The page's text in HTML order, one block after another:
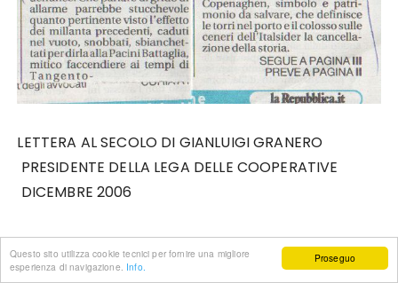
Proseguo
Questo sito utilizza cookie tecnici per fornire una migliore
esperienza di navigazione. Info.
LETTERA AL SECOLO DI GIANLUIGI GRANERO
PRESIDENTE DELLA LEGA DELLE COOPERATIVE
DICEMBRE 2006